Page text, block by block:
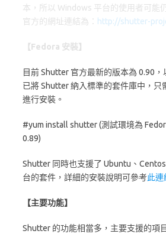
本，所以 Windows 平台的使用者可能
官方的網址連結為： http://shutter-
【Fedora 安裝】
目前 Shutter 官方最新的版本為 0.90，
已將 Shutter 納入標準的套件庫中，只
進行安裝。
#yum install shutter (測試環境為
0.89)
Shutter 同時也支援了 Ubuntu、
台的套件，詳細的安裝說明可參考此連
【主要功能】
Shutter 的功能相當多，主要支援的項